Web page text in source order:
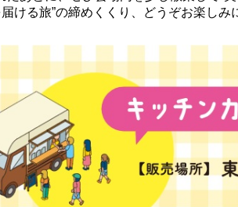
ける旅”の締めくくり、どうぞお楽しみ